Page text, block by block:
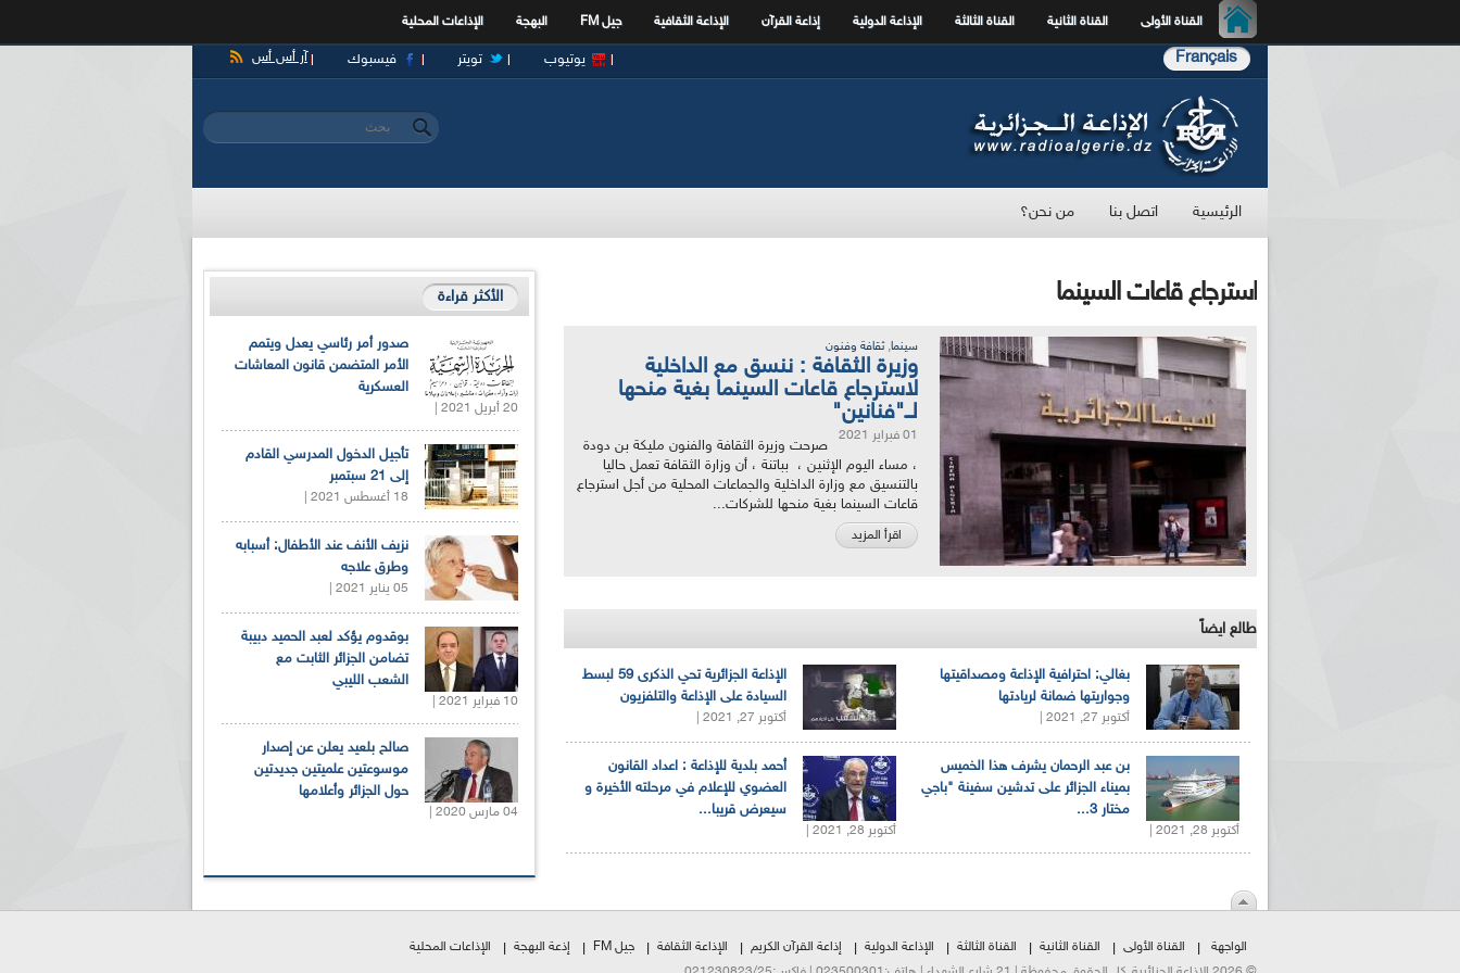
القناة الأولى القناة الثانية القناة الثالثة الإذاعة الدولية إذاعة القرآن الإذاعة الثقافية جيل FM البهجة الإذاعات المحلية
Français آر أس أس فيسبوك تويتر يوتيوب
استمارة البحث
‏بحث ‏
الرئيسية اتصل بنا من نحن؟
استرجاع قاعات السينما
سينما,ثقافة وفنون
وزيرة الثقافة : ننسق مع الداخلية
لاسترجاع قاعات السينما بغية منحها
لــ"فنانين"
01 فبراير 2021
صرحت وزيرة الثقافة والفنون مليكة بن دودة
، مساء اليوم الإثنين ، بباتنة ، أن وزارة الثقافة تعمل حاليا
بالتنسيق مع وزارة الداخلية والجماعات المحلية من أجل استرجاع
قاعات السينما بغية منحها للشركات...
اقرأ المزيد
طالع ايضاً
الإذاعة الجزائرية تحي الذكرى 59 لبسط
السيادة على الإذاعة والتلفزيون
أكتوبر 27, 2021 |
بغالي: احترافية الإذاعة ومصداقيتها
وجواريتها ضمانة لريادتها
أكتوبر 27, 2021 |
أحمد بلدية للإذاعة : اعداد القانون
العضوي للإعلام في مرحلته الأخيرة و
سيعرض قريبا...
أكتوبر 28, 2021 |
بن عبد الرحمان يشرف هذا الخميس
بميناء الجزائر على تدشين سفينة "باجي
مختار 3...
أكتوبر 28, 2021 |
الأكثر قراءة
صدور أمر رئاسي يعدل ويتمم
الأمر المتضمن قانون المعاشات
العسكرية
20 أبريل 2021 |
تأجيل الدخول المدرسي القادم
إلى 21 سبتمبر
18 أغسطس 2021 |
نزيف الأنف عند الأطفال: أسبابه
وطرق علاجه
05 يناير 2021 |
بوقدوم يؤكد لعبد الحميد دبيبة
تضامن الجزائر الثابت مع
الشعب الليبي
10 فبراير 2021 |
صالح بلعيد يعلن عن إصدار
موسوعتين علميتين جديدتين
حول الجزائر وأعلامها
04 مارس 2020 |
الواجهة القناة الأولى القناة الثانية القناة الثالثة الإذاعة الدولية إذاعة القرآن الكريم الإذاعة الثقافة جيل FM إذعة البهجة
الإذاعات المحلية